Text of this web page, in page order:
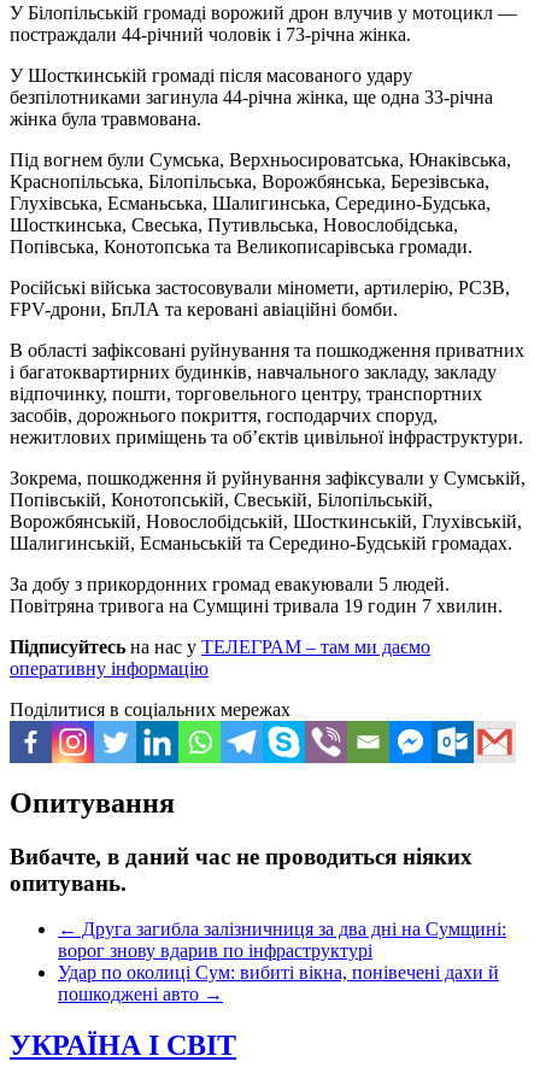
У Білопільській громаді ворожий дрон влучив у мотоцикл —
постраждали 44-річний чоловік і 73-річна жінка.
У Шосткинській громаді після масованого удару
безпілотниками загинула 44-річна жінка, ще одна 33-річна
жінка була травмована.
Під вогнем були Сумська, Верхньосироватська, Юнаківська,
Краснопільська, Білопільська, Ворожбянська, Березівська,
Глухівська, Есманьська, Шалигинська, Середино-Будська,
Шосткинська, Свеська, Путивльська, Новослобідська,
Попівська, Конотопська та Великописарівська громади.
Російські війська застосовували міномети, артилерію, РСЗВ,
FPV-дрони, БпЛА та керовані авіаційні бомби.
В області зафіксовані руйнування та пошкодження приватних
і багатоквартирних будинків, навчального закладу, закладу
відпочинку, пошти, торговельного центру, транспортних
засобів, дорожнього покриття, господарчих споруд,
нежитлових приміщень та об’єктів цивільної інфраструктури.
Зокрема, пошкодження й руйнування зафіксували у Сумській,
Попівській, Конотопській, Свеській, Білопільській,
Ворожбянській, Новослобідській, Шосткинській, Глухівській,
Шалигинській, Есманьській та Середино-Будській громадах.
За добу з прикордонних громад евакуювали 5 людей.
Повітряна тривога на Сумщині тривала 19 годин 7 хвилин.
Підписуйтесь на нас у ТЕЛЕГРАМ – там ми даємо
оперативну інформацію
Поділитися в соціальних мережах
Опитування
Вибачте, в даний час не проводиться ніяких
опитувань.
← Друга загибла залізничниця за два дні на Сумщині:
ворог знову вдарив по інфраструктурі
Удар по околиці Сум: вибиті вікна, понівечені дахи й
пошкоджені авто →
УКРАЇНА І СВІТ